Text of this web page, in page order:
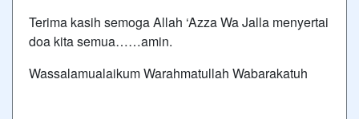
Terima kasih semoga Allah ‘Azza Wa Jalla menyertai
doa kita semua……amin.
Wassalamualaikum Warahmatullah Wabarakatuh